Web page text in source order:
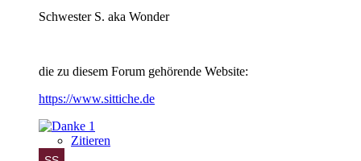
Schwester S. aka Wonder
die zu diesem Forum gehörende Website:
https://www.sittiche.de
1
Zitieren